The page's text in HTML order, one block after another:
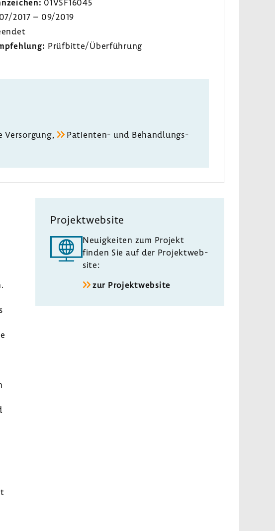
01VSF16045
07/2017 – 09/2019
Prüf­bitte/Über­füh­rung
Versor­gung,
Patienten-​ und Behand­lungs­
Projekt­web­site
Neuig­keiten zum Projekt
finden Sie auf der Projekt­web­
site:
zur Projekt­web­site